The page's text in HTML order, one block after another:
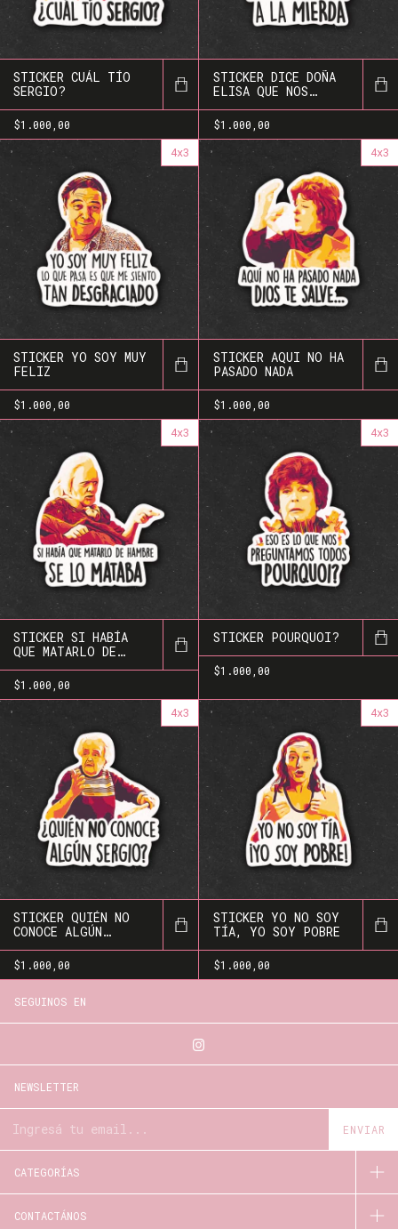
STICKER CUÁL TÍO
SERGIO?
$1.000,00
STICKER DICE DOÑA
ELISA QUE NOS
VAYAMOS TODOS A LA
MIERDA
$1.000,00
4x3
STICKER YO SOY MUY
FELIZ
$1.000,00
4x3
STICKER AQUI NO HA
PASADO NADA
$1.000,00
4x3
STICKER SI HABÍA
QUE MATARLO DE
HAMBRE, SE LO
MATABA
$1.000,00
4x3
STICKER POURQUOI?
$1.000,00
4x3
STICKER QUIÉN NO
CONOCE ALGÚN
SERGIO?
$1.000,00
4x3
STICKER YO NO SOY
TÍA, YO SOY POBRE
$1.000,00
SEGUINOS EN
NEWSLETTER
CATEGORÍAS
CONTACTÁNOS